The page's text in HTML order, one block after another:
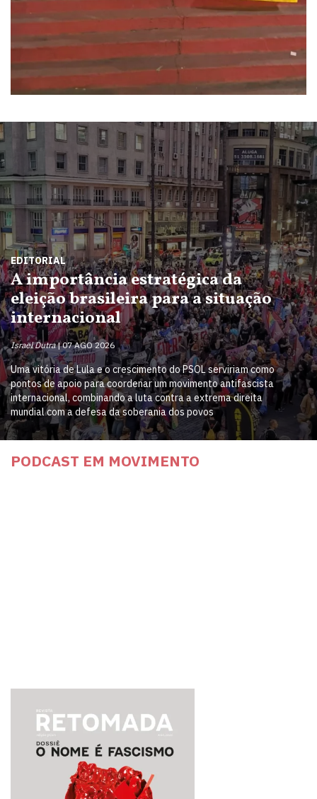
EDITORIAL
A importância estratégica da
eleição brasileira para a situação
internacional
Israel Dutra 07 AGO 2026
Uma vitória de Lula e o crescimento do PSOL serviriam como
pontos de apoio para coordenar um movimento antifascista
internacional, combinando a luta contra a extrema direita
mundial com a defesa da soberania dos povos
PODCAST EM MOVIMENTO